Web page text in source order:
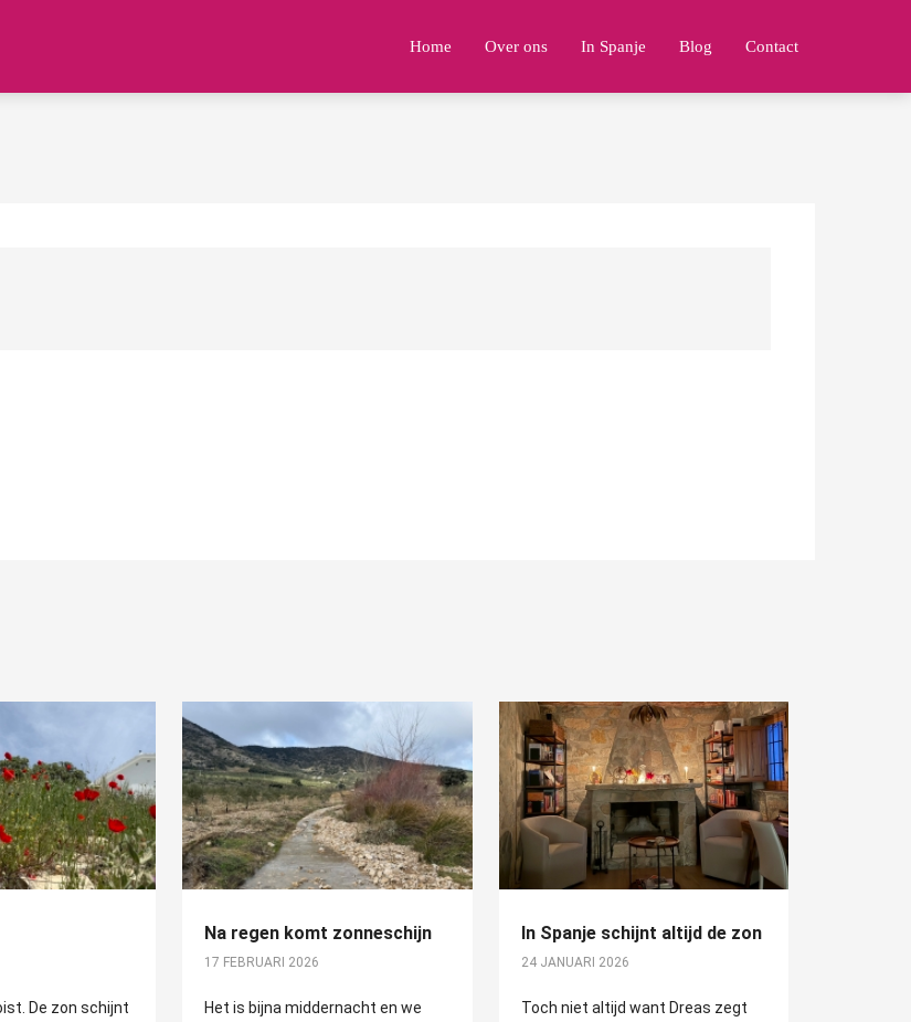
Home Over ons In Spanje Blog Contact
De zon schijnt
Na regen komt zonneschijn
17 FEBRUARI 2026
Het is bijna middernacht en we
In Spanje schijnt altijd de zon
24 JANUARI 2026
Toch niet altijd want Dreas zegt